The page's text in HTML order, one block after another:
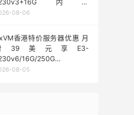
内存
大流量
08-06
香港特价服务器优惠 月
39美元享E3-
16G/250G
10TB流量
08-05